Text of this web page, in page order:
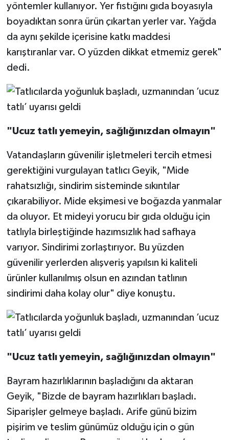
yöntemler kullanıyor. Yer fıstığını gıda boyasıyla
boyadıktan sonra ürün çıkartan yerler var. Yağda
da aynı şekilde içerisine katkı maddesi
karıştıranlar var. O yüzden dikkat etmemiz gerek"
dedi.
"Ucuz tatlı yemeyin, sağlığınızdan olmayın"
Vatandaşların güvenilir işletmeleri tercih etmesi
gerektiğini vurgulayan tatlıcı Geyik, "Mide
rahatsızlığı, sindirim sisteminde sıkıntılar
çıkarabiliyor. Mide ekşimesi ve boğazda yanmalar
da oluyor. Et mideyi yorucu bir gıda olduğu için
tatlıyla birleştiğinde hazımsızlık had safhaya
varıyor. Sindirimi zorlaştırıyor. Bu yüzden
güvenilir yerlerden alışveriş yapılsın ki kaliteli
ürünler kullanılmış olsun en azından tatlının
sindirimi daha kolay olur" diye konuştu.
"Ucuz tatlı yemeyin, sağlığınızdan olmayın"
Bayram hazırlıklarının başladığını da aktaran
Geyik, "Bizde de bayram hazırlıkları başladı.
Siparişler gelmeye başladı. Arife günü bizim
pişirim ve teslim günümüz olduğu için o gün